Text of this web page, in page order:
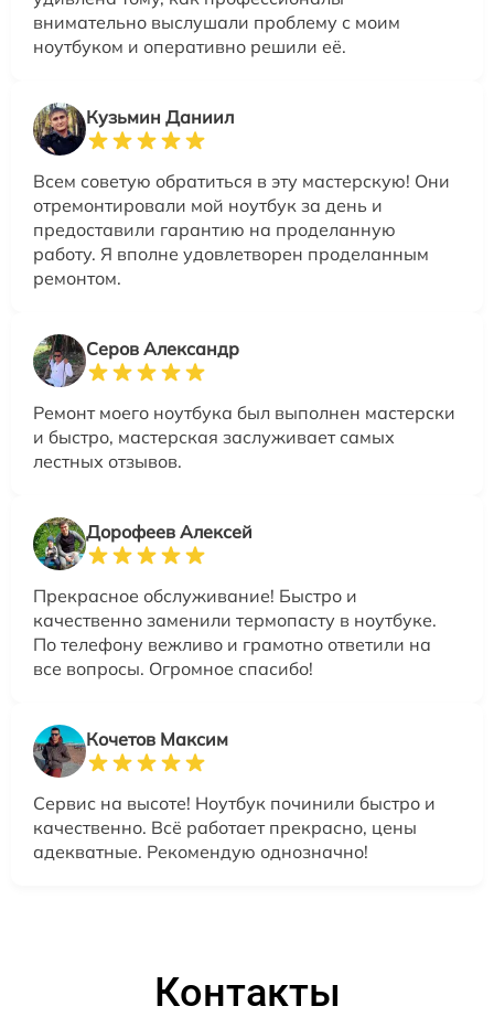
внимательно выслушали проблему с моим
ноутбуком и оперативно решили её.
Кузьмин Даниил
Всем советую обратиться в эту мастерскую! Они
отремонтировали мой ноутбук за день и
предоставили гарантию на проделанную
работу. Я вполне удовлетворен проделанным
ремонтом.
Серов Александр
Ремонт моего ноутбука был выполнен мастерски
и быстро, мастерская заслуживает самых
лестных отзывов.
Дорофеев Алексей
Прекрасное обслуживание! Быстро и
качественно заменили термопасту в ноутбуке.
По телефону вежливо и грамотно ответили на
все вопросы. Огромное спасибо!
Кочетов Максим
Сервис на высоте! Ноутбук починили быстро и
качественно. Всё работает прекрасно, цены
адекватные. Рекомендую однозначно!
Контакты